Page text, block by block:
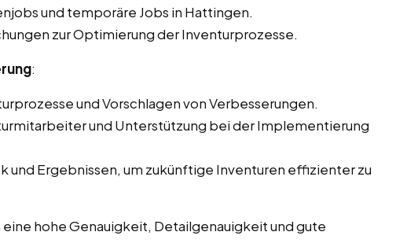
und temporäre Jobs in Hattingen.
zur Optimierung der Inventurprozesse.
:
und Vorschlagen von Verbesserungen.
und Unterstützung bei der Implementierung
und Ergebnissen, um zukünftige Inventuren effizienter zu
hohe Genauigkeit, Detailgenauigkeit und gute